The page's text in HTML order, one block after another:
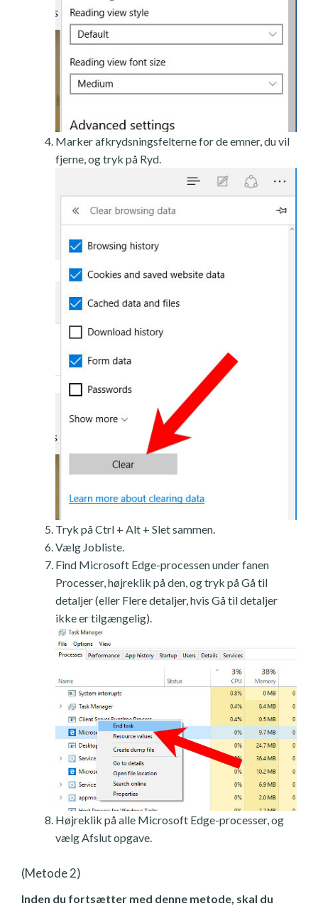
Marker afkrydsningsfelterne for de emner, du vil
fjerne, og tryk på Ryd.
Tryk på Ctrl + Alt + Slet sammen.
Vælg Jobliste.
Find Microsoft Edge-processen under fanen
Processer, højreklik på den, og tryk på Gå til
detaljer (eller Flere detaljer, hvis Gå til detaljer
ikke er tilgængelig).
Højreklik på alle Microsoft Edge-processer, og
vælg Afslut opgave.
(Metode 2)
Inden du fortsætter med denne metode, skal du